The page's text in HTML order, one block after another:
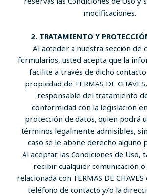
modificaciones.
2. TRATAMIENTO Y
Al acceder a nuestra sección de
formularios, usted acepta que la
facilite a través de dicho
propiedad de TERMAS DE
responsable del tratamiento
conformidad con la legislación
protección de datos, quien podrá
términos legalmente admisibles,
caso se le abone derecho alguno
Al aceptar las Condiciones de Uso,
recibir cualquier comunicación
relacionada con TERMAS DE
teléfono de contacto y/o la